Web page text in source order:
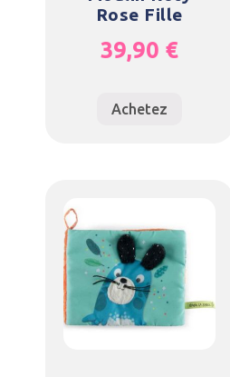
Rose Fille
39,90 €
Achetez